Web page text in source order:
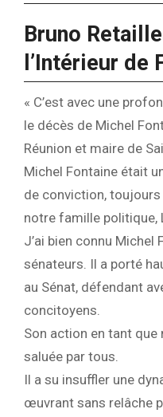
Bruno
l’Intérieur de
« C’est avec une
le décès de Michel
Réunion et maire de
Michel Fontaine était
de conviction,
notre famille politique,
J’ai bien connu
sénateurs. Il a porté
au Sénat, défendant
concitoyens.
Son action en tant que
saluée par tous.
Il a su insuffler une
œuvrant sans relâche